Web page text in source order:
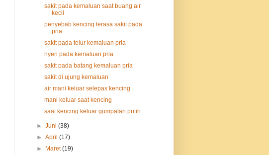
sakit pada kemaluan saat buang air
kecil
penyebab kencing terasa sakit pada
pria
sakit pada telur kemaluan pria
nyeri pada kemaluan pria
sakit pada batang kemaluan pria
sakit di ujung kemaluan
air mani keluar selepas kencing
mani keluar saat kencing
saat kencing keluar gumpalan putih
►Juni(38)
►April(17)
►
Maret(19)